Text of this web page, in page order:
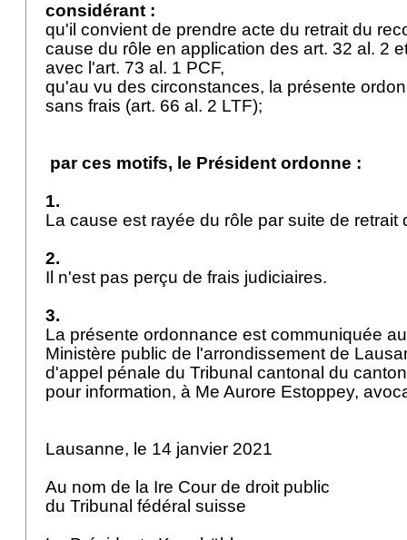
considérant :
qu'il convient de prendre acte du retrait du
cause du rôle en application des art. 32 al. 2
avec l'art. 73 al. 1 PCF,
qu'au vu des circonstances, la présente
sans frais (art. 66 al. 2 LTF);
par ces motifs, le Président ordonne :
1.
La cause est rayée du rôle par suite de
2.
Il n'est pas perçu de frais judiciaires.
3.
La présente ordonnance est communiquée
Ministère public de l'arrondissement de
d'appel pénale du Tribunal cantonal du
pour information, à Me Aurore Estoppey,
Lausanne, le 14 janvier 2021
Au nom de la Ire Cour de droit public
du Tribunal fédéral suisse